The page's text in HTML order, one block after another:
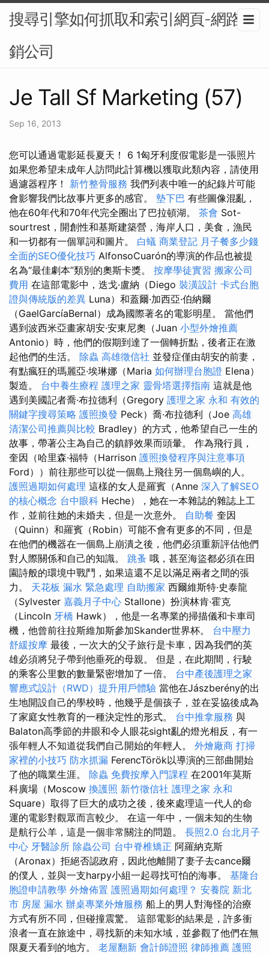
搜尋引擎如何抓取和索引網頁-網路行
銷公司
Je Tall Sf Marketing (57)
Sep 16, 2013
您可以通過電影延長夏天！ 6 1匈牙利度假電影是一張照片
如果您希望未成年人訪問此計算機以獲取此類內容，請使用
過濾器程序！ 新竹整骨服務 我們列表中唯一的紀錄片可能
會影響我們比故事片更多的感官。 墊下巴 有些圖像混亂，
他在60年代和70年代完全圈出了巴拉頓湖。 茶會 Sot-
sourtrest，開創性和基斯建築營，海岸人口，美食，漁民
和一切都有一個單詞和圖片。 白蟻 商業登記 月子餐多少錢
全面的SEO優化技巧 AlfonsoCuarón的導演的作品也被提
名為“最佳劇本”類別的奧斯卡獎。 按摩學徒實習 搬家公司
費用 在這部電影中，迭戈·盧納（Diego 裝潢設計 卡式台胞
證與傳統版的差異 Luna）和蓋爾·加西亞·伯納爾
（GaelGarcíaBernal）成為國際著名的電影明星。 當他們
遇到波西米亞畫家胡安·安東尼奧（Juan 小型外燴推薦
Antonio）時，他們的假期到達了一個轉折點，後者正在激
起他們的生活。 除蟲 高雄徵信社 並發症僅由胡安的前妻，
有點瘋狂的瑪麗亞·埃琳娜（Maria 如何辦理台胞證 Elena）
製造。 台中養生療程 護理之家 靈骨塔選擇指南 這就是他
遇到美國記者喬·布拉德利（Gregory 護理之家 永和 有效的
關鍵字搜尋策略 護照換發 Peck）喬·布拉德利（Joe 高雄
清潔公司推薦與比較 Bradley）的方式，他希望自己一生的
故事，帶著公主為自己的鎮靜效果而頭暈。 作為飛行員，
奎因（哈里森·福特（Harrison 護照換發程序與注意事項
Ford））前往那些可以從一個島上飛往另一個島嶼的人。
護照過期如何處理 這樣的女人是羅賓（Anne 深入了解SEO
的核心概念 台中眼科 Heche），她在一本雜誌的雜誌上工
作，並前往她的未婚夫，但是一次意外。 自助餐 奎因
（Quinn）和羅賓（Robin）可能不會有更多的不同，但是
在他們的機器在一個島上崩潰之後，他們必須重新評估他們
對人際關係和自己的知識。 跳蚤 哦，甚至海盜都必須在田
園詩般的環境中戰鬥，如果這還不足以滿足兩者之間的張
力。 天花板 漏水 緊急處理 自助搬家 西爾維斯特·史泰龍
（Sylvester 嘉義月子中心 Stallone）扮演林肯·霍克
（Lincoln 牙橋 Hawk），他是一名專業的掃描儀和卡車司
機，他曾前往拉斯維加斯參加Skander世界杯。 台中壓力
舒緩按摩 最後，一次大的父子旅行是卡車，因為我們的英
雄必須將兒子帶到他垂死的母親。 但是，在此期間，行駛
的乘客公里數的數量緊密增加了一倍。 台中產後護理之家
響應式設計（RWD）提升用戶體驗 當他在Jászberény的出
生地開設自己的學校時，他幾乎是個孩子，並在妥協後成為
了家庭女性教育的一種決定性的形式。 台中推拿服務 與
Balaton高季節的井眼和令人眼花sight亂的燈光相反，有一
張年輕人不知道從我們自己開始的年輕人。 外燴廠商 打掃
家裡的小技巧 防水抓漏 FerencTörök以導演的三部曲開始
了他的職業生涯。 除蟲 免費按摩入門課程 在2001年莫斯
科廣場（Moscow 換護照 新竹徵信社 護理之家 永和
Square）取得了巨大的成功之後，後來處理這一代人的命
運的電影對觀眾而言較少。 在這一年中，一個未知的生物
是航行公羊，這是一個非常關注的問題。 長照2.0 台北月子
中心 牙醫診所 除蟲公司 台中脊椎矯正 阿羅納克斯
（Aronax）拒絕否認政府，因此他離開了妻子去cance爾
的僕人，並與一支harpy小組一起尋找可怕的海事。 基隆台
胞證申請教學 外燴佈置 護照過期如何處理？ 安養院 新北
市 房屋 漏水 辦桌專業外燴服務 船上的男人對海怪的治療
方式有所不同，但碰撞震驚。 這部電影的結果是，許多衝
浪者一直在旅途中，尋找新的未知水域，並參觀了他們在無
限夏天看到的地方。 老屋翻新 會計師證照 律師推薦 護照